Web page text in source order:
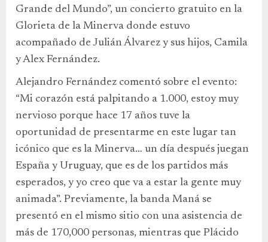
Grande del Mundo”, un concierto gratuito en la
Glorieta de la Minerva donde estuvo
acompañado de Julián Álvarez y sus hijos, Camila
y Alex Fernández.
Alejandro Fernández comentó sobre el evento:
“Mi corazón está palpitando a 1.000, estoy muy
nervioso porque hace 17 años tuve la
oportunidad de presentarme en este lugar tan
icónico que es la Minerva… un día después juegan
España y Uruguay, que es de los partidos más
esperados, y yo creo que va a estar la gente muy
animada”. Previamente, la banda Maná se
presentó en el mismo sitio con una asistencia de
más de 170,000 personas, mientras que Plácido